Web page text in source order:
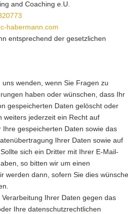
and Coaching e.U.
habermann.com
entsprechend der gesetzlichen
wenden, wenn Sie Fragen zu
haben oder wünschen, dass Ihr
gespeicherten Daten gelöscht oder
weiters jederzeit ein Recht auf
Ihre gespeicherten Daten sowie das
Ihrer Daten sowie auf
sich ein Dritter mit Ihrer E-Mail-
so bitten wir um einen
werden dann, sofern Sie dies
Ihrer Daten gegen das
Ihre datenschutzrechtlichen